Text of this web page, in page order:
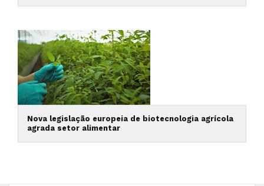
Nova legislação europeia de biotecnologia agrícola
agrada setor alimentar